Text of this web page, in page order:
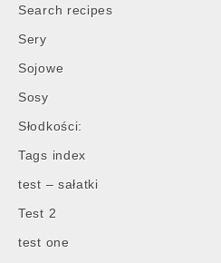
Search recipes
Sery
Sojowe
Sosy
Słodkości:
Tags index
test – sałatki
Test 2
test one